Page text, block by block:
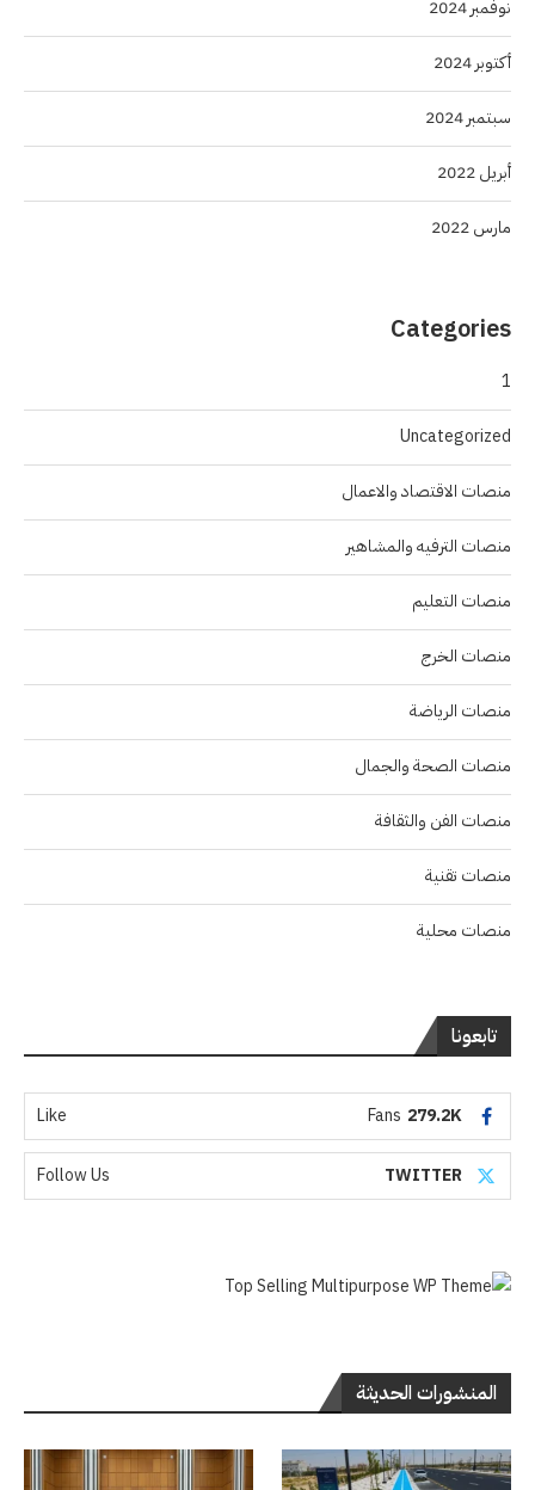
نوفمبر 2024
أكتوبر 2024
سبتمبر 2024
أبريل 2022
مارس 2022
Categories
1
Uncategorized
منصات الاقتصاد والاعمال
منصات الترفيه والمشاهير
منصات التعليم
منصات الخرج
منصات الرياضة
منصات الصحة والجمال
منصات الفن والثقافة
منصات تقنية
منصات محلية
تابعونا
279.2K
Fans
Like
TWITTER
Follow Us
المنشورات الحديثة